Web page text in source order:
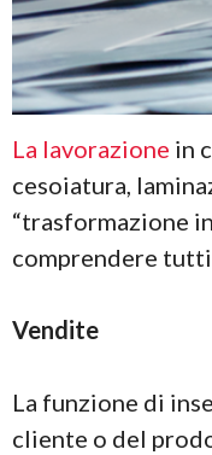
La lavorazione in
cesoiatura,
“trasformazione
comprendere
Vendite
La funzione di
cliente o del